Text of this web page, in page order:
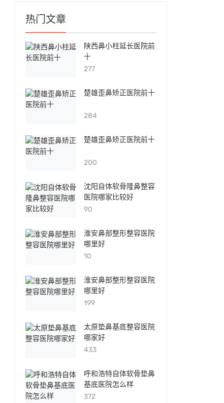
热门文章
陕西鼻小柱延长医院前
十
277
楚雄歪鼻矫正医院前十
284
楚雄歪鼻矫正医院前十
200
沈阳自体软骨隆鼻整容
医院哪家比较好
90
淮安鼻部整形整容医院
哪里好
10
淮安鼻部整形整容医院
哪里好
199
太原垫鼻基底整容医院
哪家好
433
呼和浩特自体软骨垫鼻
基底医院怎么样
372